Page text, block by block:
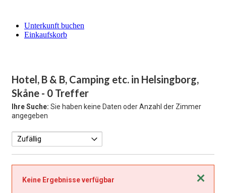
Unterkunft buchen
Einkaufskorb
Hotel, B & B, Camping etc. in Helsingborg,
Skåne - 0 Treffer
Ihre Suche: Sie haben keine Daten oder Anzahl der Zimmer
angegeben
Schließen
Keine Ergebnisse verfügbar